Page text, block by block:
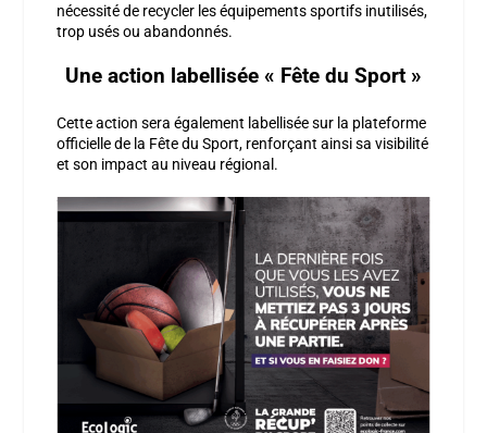
nécessité de recycler les équipements sportifs inutilisés,
trop usés ou abandonnés.
Une action labellisée « Fête du Sport »
Cette action sera également labellisée sur la plateforme
officielle de la Fête du Sport, renforçant ainsi sa visibilité
et son impact au niveau régional.